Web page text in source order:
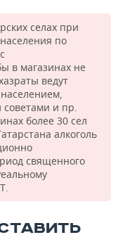
селах при
по
в магазинах не
ведут
и пр.
более 30 сел
алкоголь
священного